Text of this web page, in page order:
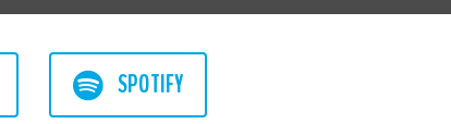
SPOTIFY